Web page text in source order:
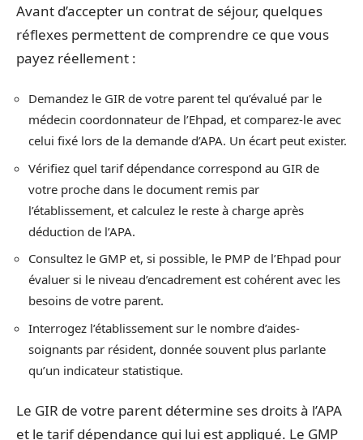
Avant d’accepter un contrat de séjour, quelques
réflexes permettent de comprendre ce que vous
payez réellement :
Demandez le GIR de votre parent tel qu’évalué par le
médecin coordonnateur de l’Ehpad, et comparez-le avec
celui fixé lors de la demande d’APA. Un écart peut exister.
Vérifiez quel tarif dépendance correspond au GIR de
votre proche dans le document remis par
l’établissement, et calculez le reste à charge après
déduction de l’APA.
Consultez le GMP et, si possible, le PMP de l’Ehpad pour
évaluer si le niveau d’encadrement est cohérent avec les
besoins de votre parent.
Interrogez l’établissement sur le nombre d’aides-
soignants par résident, donnée souvent plus parlante
qu’un indicateur statistique.
Le GIR de votre parent détermine ses droits à l’APA
et le tarif dépendance qui lui est appliqué. Le GMP